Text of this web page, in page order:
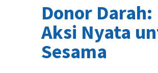
Donor Darah:
Aksi Nyata
Sesama